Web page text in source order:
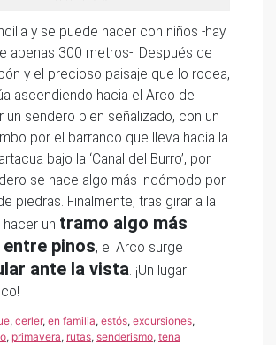
y se puede hacer con niños -hay
apenas 300 metros-. Después de
y el precioso paisaje que lo rodea,
ascendiendo hacia el Arco de
un sendero bien señalizado, con un
por el barranco que lleva hacia la
bajo la ‘Canal del Burro’, por
se hace algo más incómodo por
piedras. Finalmente, tras girar a la
un tramo algo más
pinos, el Arco surge
ante la vista. ¡Un lugar
, cerler, en familia, estós, excursiones,
, primavera, rutas, senderismo, tena